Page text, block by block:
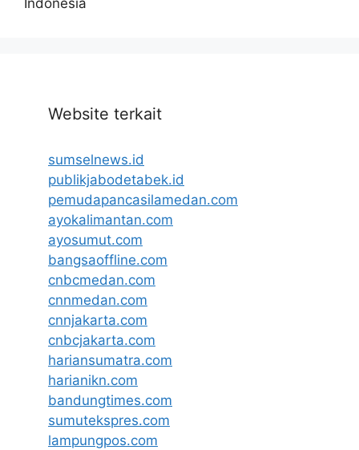
Indonesia
Website terkait
sumselnews.id
publikjabodetabek.id
pemudapancasilamedan.com
ayokalimantan.com
ayosumut.com
bangsaoffline.com
cnbcmedan.com
cnnmedan.com
cnnjakarta.com
cnbcjakarta.com
hariansumatra.com
harianikn.com
bandungtimes.com
sumutekspres.com
lampungpos.com